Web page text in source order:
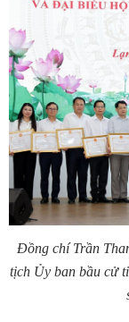
Đồng chí Trần
tịch Ủy ban bầu cử